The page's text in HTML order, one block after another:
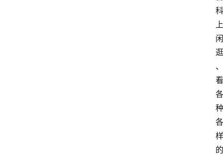
科
上
闲
逛
、
看
各
种
各
样
的